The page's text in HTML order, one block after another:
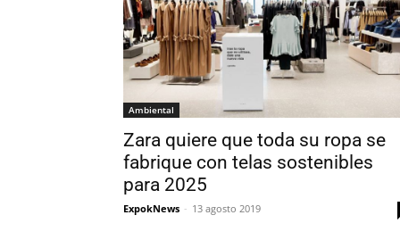
Ambiental
Zara quiere que toda su ropa se
fabrique con telas sostenibles
para 2025
ExpokNews - 13 agosto 2019